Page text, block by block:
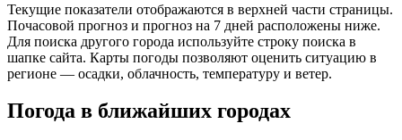
Текущие показатели отображаются в верхней части страницы.
Почасовой прогноз и прогноз на 7 дней расположены ниже.
Для поиска другого города используйте строку поиска в
шапке сайта. Карты погоды позволяют оценить ситуацию в
регионе — осадки, облачность, температуру и ветер.
Погода в ближайших городах